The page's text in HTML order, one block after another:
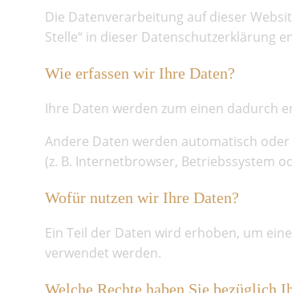
Die Datenverarbeitung auf dieser
Stelle“ in dieser Datenschutzerklärung
Wie erfassen wir Ihre Daten?
Ihre Daten werden zum einen dadurch
Andere Daten werden automatisch
(z. B. Internetbrowser, Betriebssystem
Wofür nutzen wir Ihre Daten?
Ein Teil der Daten wird erhoben, um
verwendet werden.
Welche Rechte haben Sie bezüglich